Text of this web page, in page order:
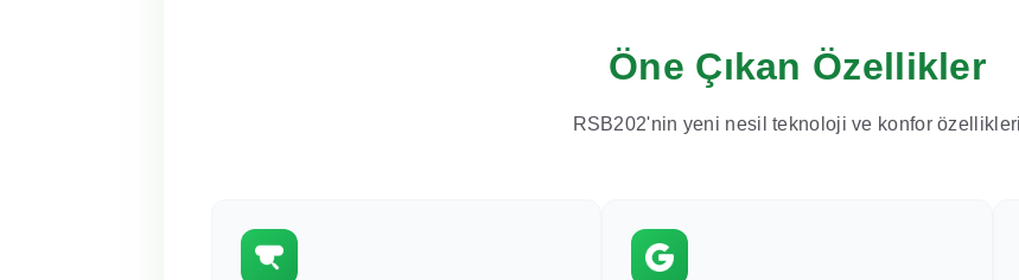
Öne Çıkan Özellikler
RSB202'nin yeni nesil teknoloji ve konfor özellikleri